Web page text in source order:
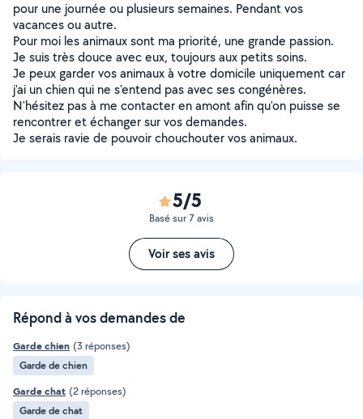
pour une journée ou plusieurs semaines. Pendant vos
vacances ou autre.
Pour moi les animaux sont ma priorité, une grande passion.
Je suis très douce avec eux, toujours aux petits soins.
Je peux garder vos animaux à votre domicile uniquement car
j'ai un chien qui ne s'entend pas avec ses congénères.
N'hésitez pas à me contacter en amont afin qu'on puisse se
rencontrer et échanger sur vos demandes.
Je serais ravie de pouvoir chouchouter vos animaux.
5/5
Basé sur 7 avis
Voir ses avis
Répond à vos demandes de
Garde chien (3 réponses)
Garde de chien
Garde chat (2 réponses)
Garde de chat